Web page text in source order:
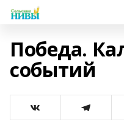
Победа.
событий